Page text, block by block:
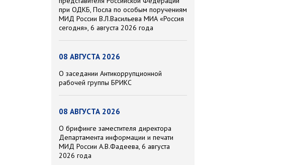
при ОДКБ, Посла по особым поручениям
МИД России В.Л.Васильева МИА «Россия
сегодня», 6 августа 2026 года
08 АВГУСТА 2026
О заседании Антикоррупционной
рабочей группы БРИКС
08 АВГУСТА 2026
О брифинге заместителя директора
Департамента информации и печати
МИД России А.В.Фадеева, 6 августа
2026 года